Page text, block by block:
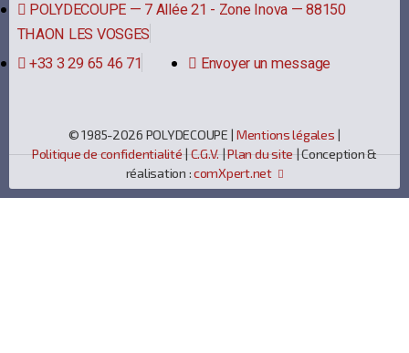
POLYDECOUPE — 7 Allée 21 - Zone Inova — 88150
THAON LES VOSGES
+33 3 29 65 46 71
Envoyer un message
© 1985-2026 POLYDECOUPE | Mentions légales |
Politique de confidentialité|C.G.V.|Plan du site| Conception &
réalisation :comXpert.net